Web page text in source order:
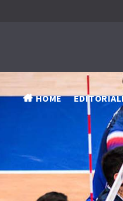
HOME